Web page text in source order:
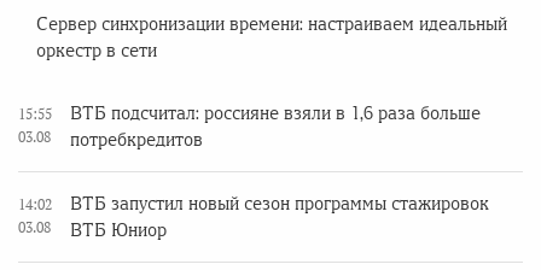
Сервер синхронизации времени: настраиваем идеальный
оркестр в сети
15:55
03.08
ВТБ подсчитал: россияне взяли в 1,6 раза больше
потребкредитов
14:02
03.08
ВТБ запустил новый сезон программы стажировок
ВТБ Юниор